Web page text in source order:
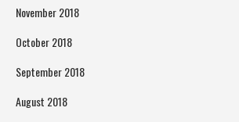
November 2018
October 2018
September 2018
August 2018